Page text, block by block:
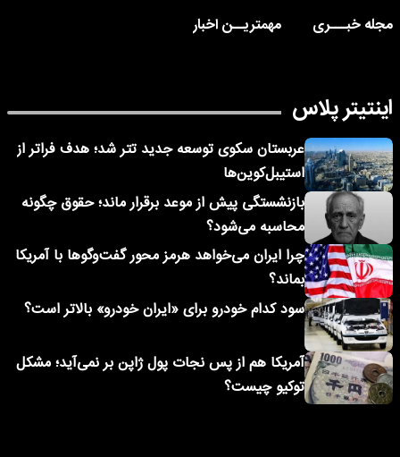
مجله خبـــری
مهمتریــن اخبار
اینتیتر پلاس
عربستان سکوی توسعه جدید تتر شد؛ هدف فراتر از
استیبل‌کوین‌ها
بازنشستگی پیش از موعد برقرار ماند؛ حقوق چگونه
محاسبه می‌شود؟
چرا ایران می‌خواهد هرمز محور گفت‌وگوها با آمریکا
بماند؟
سود کدام خودرو برای «ایران خودرو» بالاتر است؟
آمریکا هم از پس نجات پول ژاپن بر نمی‌آید؛ مشکل
توکیو چیست؟